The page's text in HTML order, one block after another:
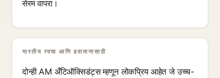
सेरम वापरा।
भारतीय त्वचा आणि हवामानासाठी
दोन्ही AM अँटिऑक्सिडंट्स म्हणून लोकप्रिय आहेत जे उच्च-